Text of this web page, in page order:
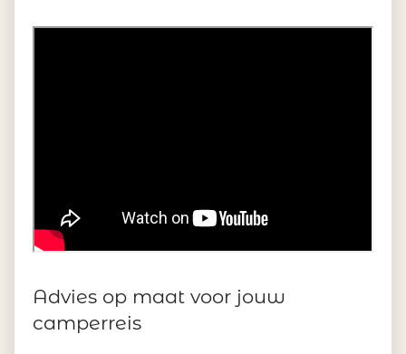
Advies op maat voor jouw
camperreis